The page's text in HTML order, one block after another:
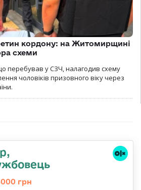
кордону: на Житомирщині
схеми
перебував у СЗЧ, налагодив схему
чоловіків призовного віку через
грн